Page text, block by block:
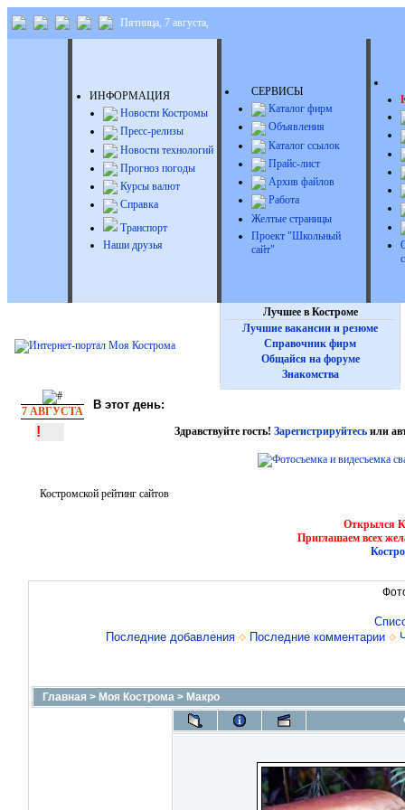
Пятница, 7 августа,
ИНФОРМАЦИЯ
Новости Костромы
Пресс-релизы
Новости технологий
Прогноз погоды
Курсы валют
Справка
Транспорт
Наши друзья
СЕРВИСЫ
Каталог фирм
Объявления
Каталог ссылок
Прайс-лист
Архив файлов
Работа
Желтые страницы
Проект "Школьный
сайт"
Лучшее в Костроме
Лучшие вакансии и резюме
Справочник фирм
Общайся на форуме
Знакомства
7 АВГУСТА В этот день:
! Здравствуйте гость! Зарегистрируйтесьили
Костромской рейтинг сайтов
Открылся
Приглашаем всех
Последние добавления
Последние комментарии
Главная > Моя Кострома> Макро